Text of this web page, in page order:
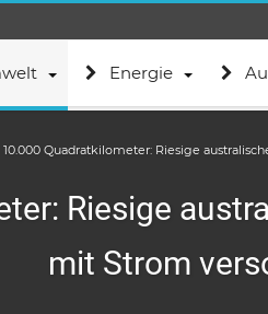
Energie
10.000 Quadratkilometer: Riesige
Riesige
mit Strom